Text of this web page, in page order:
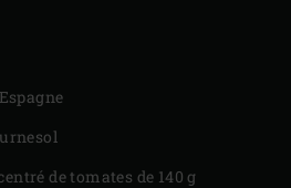
de tomates de 140 g